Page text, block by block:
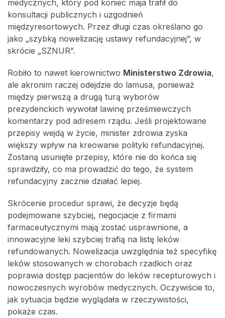
medycznych, który pod koniec maja trafił do
konsultacji publicznych i uzgodnień
międzyresortowych. Przez długi czas określano go
jako „szybką nowelizację ustawy refundacyjnej”, w
skrócie „SZNUR”.
Robiło to nawet kierownictwo Ministerstwo Zdrowia,
ale akronim raczej odejdzie do lamusa, ponieważ
między pierwszą a drugą turą wyborów
prezydenckich wywołał lawinę prześmiewczych
komentarzy pod adresem rządu. Jeśli projektowane
przepisy wejdą w życie, minister zdrowia zyska
większy wpływ na kreowanie polityki refundacyjnej.
Zostaną usunięte przepisy, które nie do końca się
sprawdziły, co ma prowadzić do tego, że system
refundacyjny zacznie działać lepiej.
Skrócenie procedur sprawi, że decyzje będą
podejmowane szybciej, negocjacje z firmami
farmaceutycznymi mają zostać usprawnione, a
innowacyjne leki szybciej trafią na listę leków
refundowanych. Nowelizacja uwzględnia też specyfikę
leków stosowanych w chorobach rzadkich oraz
poprawia dostęp pacjentów do leków recepturowych i
nowoczesnych wyrobów medycznych. Oczywiście to,
jak sytuacja będzie wyglądała w rzeczywistości,
pokaże czas.